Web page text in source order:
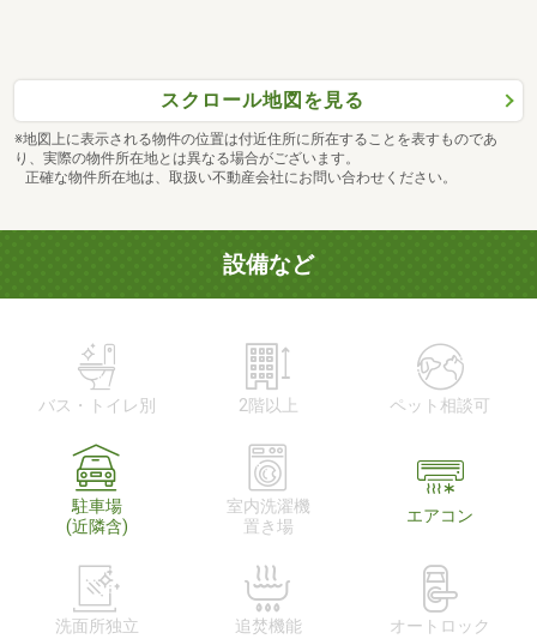
スクロール地図を見る
※地図上に表示される物件の位置は付近住所に所在することを表すものであ
り、実際の物件所在地とは異なる場合がございます。
正確な物件所在地は、取扱い不動産会社にお問い合わせください。
設備など
バス・トイレ別 2階以上 ペット相談可
駐車場
(近隣含)
室内洗濯機
置き場
エアコン
洗面所独立 追焚機能 オートロック